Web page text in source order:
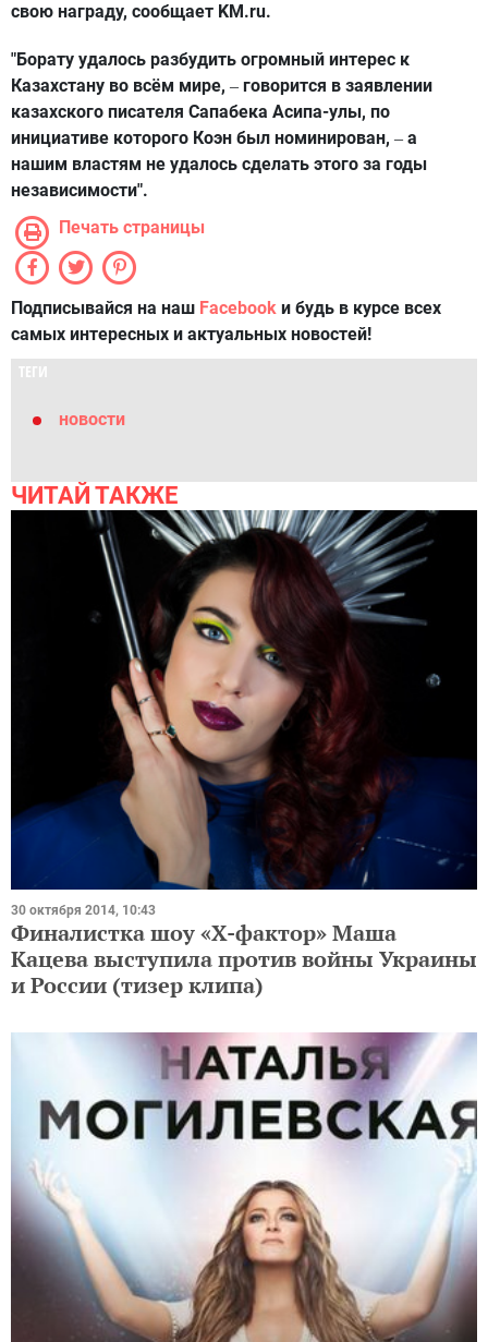
свою награду, сообщает KM.ru.
"Борату удалось разбудить огромный интерес к
Казахстану во всём мире, – говорится в заявлении
казахского писателя Сапабека Асипа-улы, по
инициативе которого Коэн был номинирован, – а
нашим властям не удалось сделать этого за годы
независимости".
Печать страницы
Подписывайся на наш Facebook и будь в курсе всех
самых интересных и актуальных новостей!
ТЕГИ
новости
ЧИТАЙ ТАКЖЕ
30 октября 2014, 10:43
Финалистка шоу «Х-фактор» Маша
Кацева выступила против войны Украины
и России (тизер клипа)